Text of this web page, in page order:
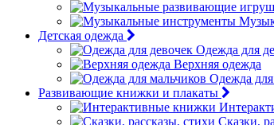
Детская одежда
Одежда для
Верхняя одежда
Одежда
Развивающие книжки и плакаты
Сказки,